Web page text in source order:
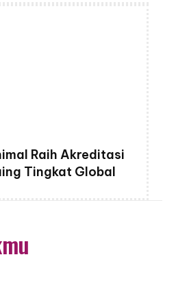
Raih Akreditasi
Tingkat Global